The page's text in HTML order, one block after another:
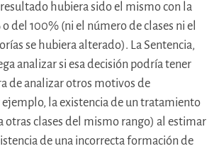
hubiera sido el mismo con la
del 100% (ni el número de clases ni el
se hubiera alterado). La Sentencia,
analizar si esa decisión podría tener
de analizar otros motivos de
la existencia de un tratamiento
otras clases del mismo rango) al estimar
de una incorrecta formación de